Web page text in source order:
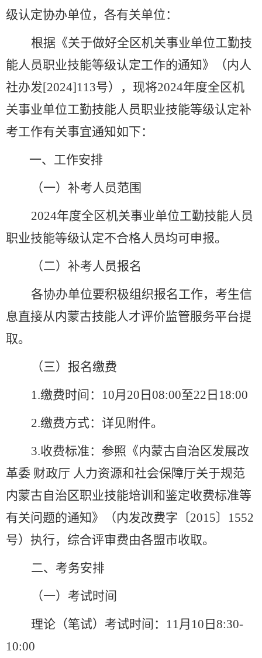
级认定协办单位，各有关单位：
根据《关于做好全区机关事业单位工勤技
能人员职业技能等级认定工作的通知》（内人
社办发[2024]113号），现将2024年度全区机
关事业单位工勤技能人员职业技能等级认定补
考工作有关事宜通知如下：
一、工作安排
（一）补考人员范围
2024年度全区机关事业单位工勤技能人员
职业技能等级认定不合格人员均可申报。
（二）补考人员报名
各协办单位要积极组织报名工作，考生信
息直接从内蒙古技能人才评价监管服务平台提
取。
（三）报名缴费
1.缴费时间：10月20日08:00至22日18:00
2.缴费方式：详见附件。
3.收费标准：参照《内蒙古自治区发展改
革委 财政厅 人力资源和社会保障厅关于规范
内蒙古自治区职业技能培训和鉴定收费标准等
有关问题的通知》（内发改费字〔2015〕1552
号）执行，综合评审费由各盟市收取。
二、考务安排
（一）考试时间
理论（笔试）考试时间：11月10日8:30-
10:00